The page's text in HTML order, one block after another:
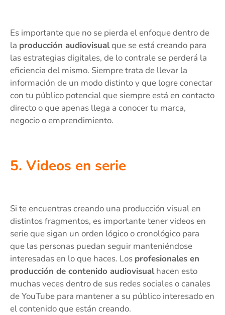
Es importante que no se pierda el enfoque dentro de
la producción audiovisualque se está creando para
las estrategias digitales, de lo contrale se perderá la
eficiencia del mismo. Siempre trata de llevar la
información de un modo distinto y que logre conectar
con tu público potencial que siempre está en contacto
directo o que apenas llega a conocer tu marca,
negocio o emprendimiento.
5. Videos en serie
Si te encuentras creando una producción visual en
distintos fragmentos, es importante tener videos en
serie que sigan un orden lógico o cronológico para
que las personas puedan seguir manteniéndose
interesadas en lo que haces. Los profesionales en
producción de contenido audiovisualhacen esto
muchas veces dentro de sus redes sociales o canales
de YouTube para mantener a su público interesado en
el contenido que están creando.